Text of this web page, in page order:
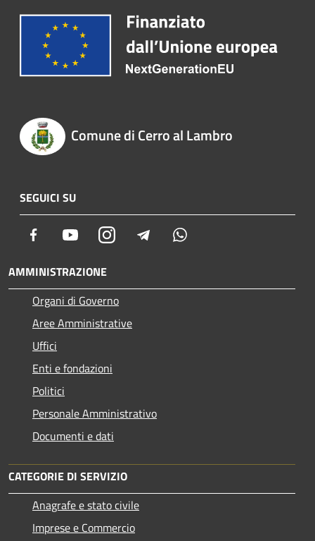
Comune di Cerro al Lambro
SEGUICI SU
Facebook YoutubeInstagram Telegram
AMMINISTRAZIONE
Organi di Governo
Aree Amministrative
Uffici
Enti e fondazioni
Politici
Personale Amministrativo
Documenti e dati
CATEGORIE DI SERVIZIO
Anagrafe e stato civile
Imprese e Commercio